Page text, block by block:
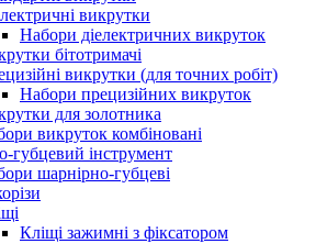
викрутки
Набори діелектричних викруток
бітотримачі
викрутки (для точних робіт)
Набори прецизійних викруток
для золотника
викруток комбіновані
губцевий інструмент
шарнірно-губцеві
Кліщі зажимні з фіксатором